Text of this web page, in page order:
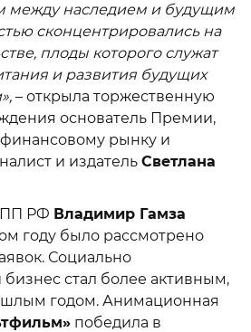
между наследием и будущим
сконцентрировались на
плоды которого служат
и развития будущих
– открыла торжественную
основатель Премии,
рынку и
и издатель Светлана
РФ Владимир Гамза
году было рассмотрено
Социально
стал более активным,
годом. Анимационная
победила в